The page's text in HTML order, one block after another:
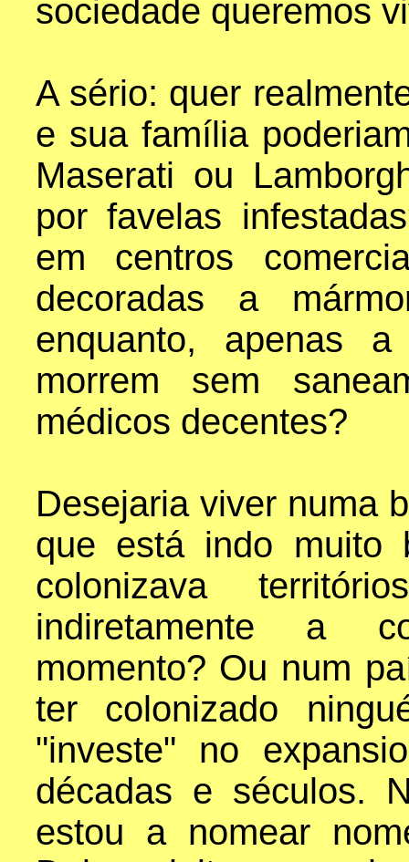
sociedade queremos
A sério: quer
e sua família
Maserati ou
por favelas
em centros
decoradas a
enquanto, apenas
morrem sem
médicos decentes?
Desejaria viver numa
que está indo muito
colonizava
indiretamente a
momento? Ou num
ter colonizado
"investe" no
décadas e séculos.
estou a nomear